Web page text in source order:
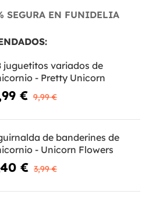
SEGURA EN FUNIDELIA
juguetitos variados de
- Pretty Unicorn
€ 9,99 €
de banderines de
- Unicorn Flowers
€ 3,99 €